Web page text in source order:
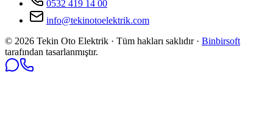
0532 419 14 00
info@tekinotoelektrik.com
© 2026 Tekin Oto Elektrik · Tüm hakları saklıdır · Binbirsoft
tarafından tasarlanmıştır.